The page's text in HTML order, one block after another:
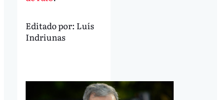
Editado por: Luís
Indriunas